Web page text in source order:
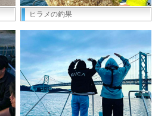
ヒラメの釣果